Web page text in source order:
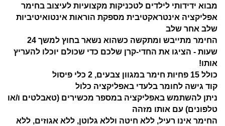
מבוא ידידותי לילדים לטכניקות מקצועיות לעיצוב בחימר
אפליקציה אינטראקטיבית מספקת הוראות אינטואיטיביות
שלב אחר שלב
החימר מתייבש ומתקשה כשהוא נשאר בחוץ למשך 24
שעות - הציגו את החדי-קרן שלכם כדי שכולם יוכלו להעריץ
אותו!
כולל 15 פחיות חימר במגוון צבעים, 2 כלי פיסול
קוד גישה לחומר בלעדי באפליקציה כלול
ניתן להשתמש באפליקציה במספר מכשירים (טאבלטים ו/או
טלפונים) עם אותו מזהה
החימר אינו רעיל, ללא חיטה וללא גלוטן, ללא אגוזים, ללא